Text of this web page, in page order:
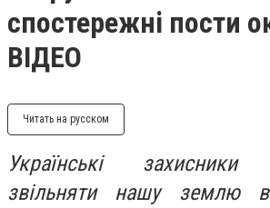
спостережні пости
ВІДЕО
Читать на русском
Українські захисники
звільняти нашу землю